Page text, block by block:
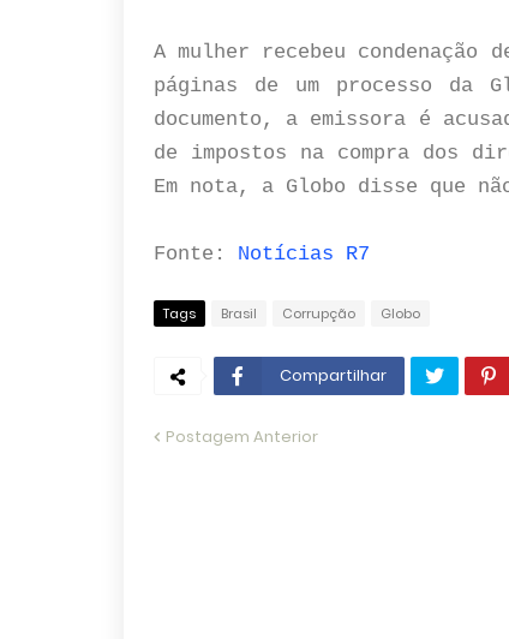
A mulher recebeu
páginas de um processo da
documento, a emissora é
de impostos na compra dos
Em nota, a Globo disse que
Fonte: Notícias R7
Tags Brasil Corrupção Globo
Compartilhar
Postagem Anterior